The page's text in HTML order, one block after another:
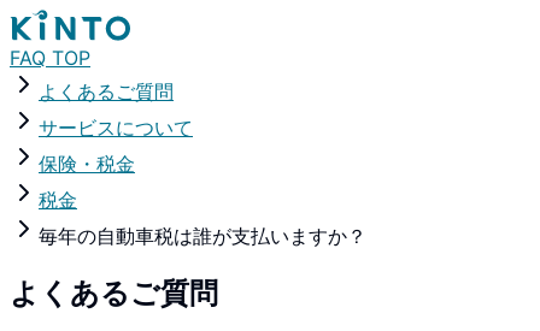
FAQ TOP
よくあるご質問
サービスについて
保険・税金
税金
毎年の自動車税は誰が支払いますか？
よくあるご質問